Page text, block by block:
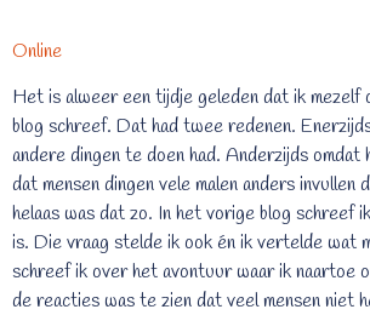
Online
Het is alweer een tijdje geleden dat ik mezelf
blog schreef. Dat had twee redenen.
andere dingen te doen had. Anderzijds
dat mensen dingen vele malen anders invullen
helaas was dat zo. In het vorige blog schreef
is. Die vraag stelde ik ook én ik vertelde wat
schreef ik over het avontuur waar ik naartoe
de reacties was te zien dat veel mensen niet